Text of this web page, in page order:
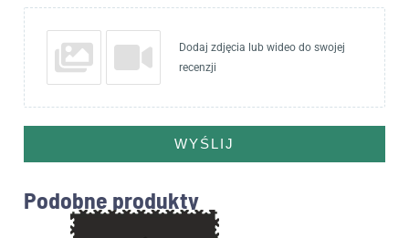
Dodaj zdjęcia lub wideo do swojej
recenzji
WYŚLIJ
Podobne produkty